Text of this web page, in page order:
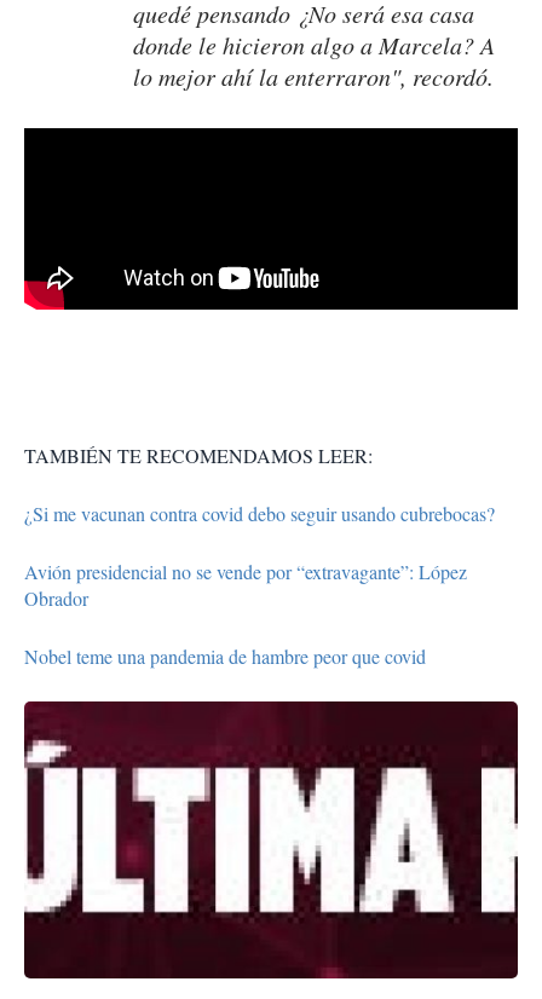
quedé pensando ¿No será esa casa
donde le hicieron algo a Marcela? A
lo mejor ahí la enterraron", recordó.
TAMBIÉN TE RECOMENDAMOS LEER:
¿Si me vacunan contra covid debo seguir usando cubrebocas?
Avión presidencial no se vende por “extravagante”: López
Obrador
Nobel teme una pandemia de hambre peor que covid